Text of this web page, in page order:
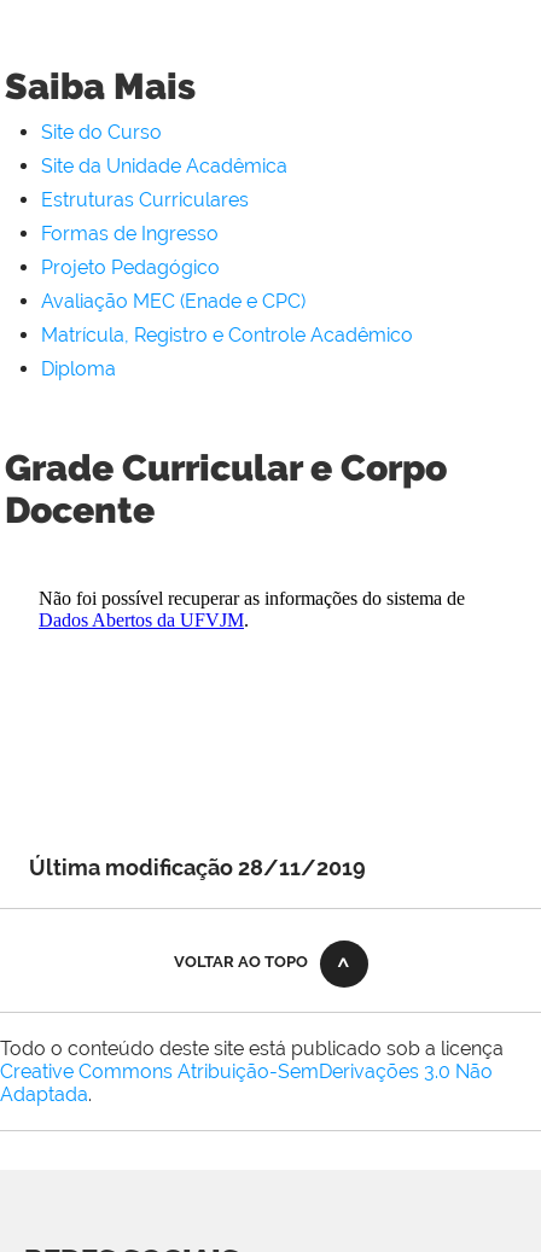
Saiba Mais
Site do Curso
Site da Unidade Acadêmica
Estruturas Curriculares
Formas de Ingresso
Projeto Pedagógico
Avaliação MEC (Enade e CPC)
Matrícula, Registro e Controle Acadêmico
Diploma
Grade Curricular e Corpo
Docente
Última modificação 28/11/2019
VOLTAR AO TOPO
Todo o conteúdo deste site está publicado sob a licença
Creative Commons Atribuição-SemDerivações 3.0 Não
Adaptada.